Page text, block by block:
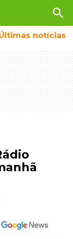
search
notícias